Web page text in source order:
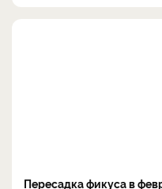
Пересадка фикуса в